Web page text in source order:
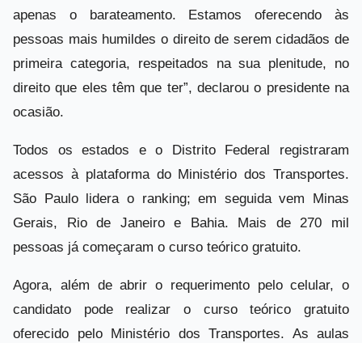
apenas o barateamento. Estamos oferecendo às
pessoas mais humildes o direito de serem cidadãos de
primeira categoria, respeitados na sua plenitude, no
direito que eles têm que ter”, declarou o presidente na
ocasião.
Todos os estados e o Distrito Federal registraram
acessos à plataforma do Ministério dos Transportes.
São Paulo lidera o ranking; em seguida vem Minas
Gerais, Rio de Janeiro e Bahia. Mais de 270 mil
pessoas já começaram o curso teórico gratuito.
Agora, além de abrir o requerimento pelo celular, o
candidato pode realizar o curso teórico gratuito
oferecido pelo Ministério dos Transportes. As aulas